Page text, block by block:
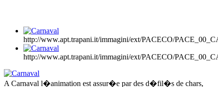
http://www.apt.trapani.it/immagini/ext/PACECO/
http://www.apt.trapani.it/immagini/ext/PACECO/
A Carnaval l�animation est assur�e par des d�fil�s de chars,